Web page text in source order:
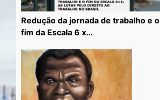
Redução da jornada de trabalho e o
fim da Escala 6 x…